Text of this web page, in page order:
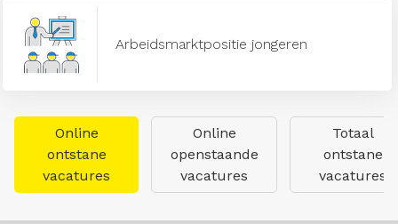
Arbeidsmarktpositie jongeren
Online
ontstane
vacatures
Online
openstaande
vacatures
Totaal
ontstane
vacatures